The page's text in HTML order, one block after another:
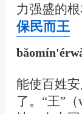
力强盛的
保民而王
能使百姓
了。“王”